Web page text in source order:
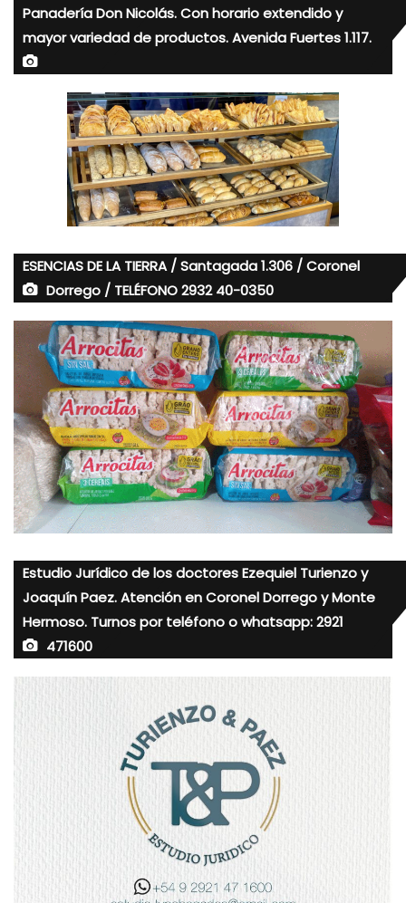
Panadería Don Nicolás. Con horario extendido y
mayor variedad de productos. Avenida Fuertes 1.117.
ESENCIAS DE LA TIERRA / Santagada 1.306 / Coronel
Dorrego / TELÉFONO 2932 40-0350
Estudio Jurídico de los doctores Ezequiel Turienzo y
Joaquín Paez. Atención en Coronel Dorrego y Monte
Hermoso. Turnos por teléfono o whatsapp: 2921
471600